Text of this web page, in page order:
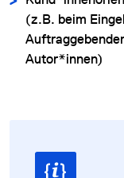
(z.B. beim
Autor*innen)